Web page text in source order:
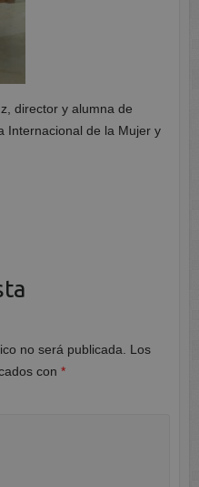
director y alumna de
Internacional de la Mujer y
no será publicada.
Los
con *